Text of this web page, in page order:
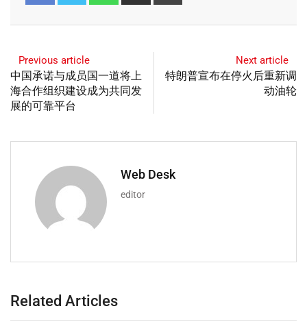
Previous article
中国承诺与成员国一道将上
海合作组织建设成为共同发
展的可靠平台
Next article
特朗普宣布在停火后重新调
动油轮
Web Desk
editor
Related Articles